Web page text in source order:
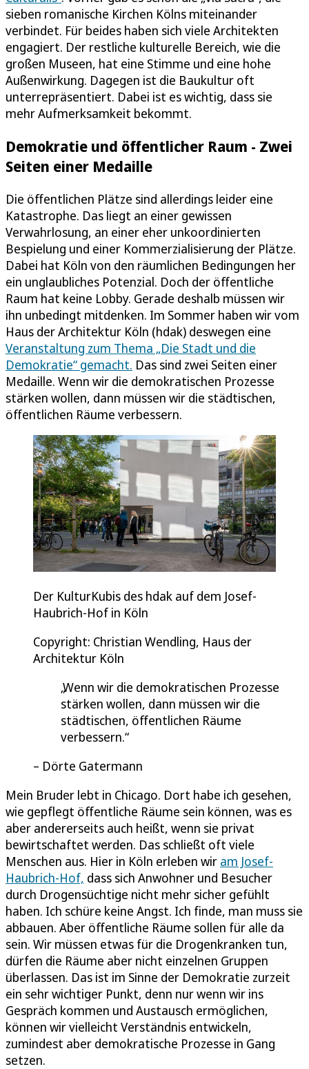
sieben romanische Kirchen Kölns miteinander
verbindet. Für beides haben sich viele Architekten
engagiert. Der restliche kulturelle Bereich, wie die
großen Museen, hat eine Stimme und eine hohe
Außenwirkung. Dagegen ist die Baukultur oft
unterrepräsentiert. Dabei ist es wichtig, dass sie
mehr Aufmerksamkeit bekommt.
Demokratie und öffentlicher Raum - Zwei
Seiten einer Medaille
Die öffentlichen Plätze sind allerdings leider eine
Katastrophe. Das liegt an einer gewissen
Verwahrlosung, an einer eher unkoordinierten
Bespielung und einer Kommerzialisierung der Plätze.
Dabei hat Köln von den räumlichen Bedingungen her
ein unglaubliches Potenzial. Doch der öffentliche
Raum hat keine Lobby. Gerade deshalb müssen wir
ihn unbedingt mitdenken. Im Sommer haben wir vom
Haus der Architektur Köln (hdak) deswegen eine
Veranstaltung zum Thema „Die Stadt und die
Demokratie“ gemacht. Das sind zwei Seiten einer
Medaille. Wenn wir die demokratischen Prozesse
stärken wollen, dann müssen wir die städtischen,
öffentlichen Räume verbessern.
Der KulturKubis des hdak auf dem Josef-
Haubrich-Hof in Köln
Copyright: Christian Wendling, Haus der
Architektur Köln
Wenn wir die demokratischen Prozesse
stärken wollen, dann müssen wir die
städtischen, öffentlichen Räume
verbessern.
Dörte Gatermann
Mein Bruder lebt in Chicago. Dort habe ich gesehen,
wie gepflegt öffentliche Räume sein können, was es
aber andererseits auch heißt, wenn sie privat
bewirtschaftet werden. Das schließt oft viele
Menschen aus. Hier in Köln erleben wir am Josef-
Haubrich-Hof, dass sich Anwohner und Besucher
durch Drogensüchtige nicht mehr sicher gefühlt
haben. Ich schüre keine Angst. Ich finde, man muss sie
abbauen. Aber öffentliche Räume sollen für alle da
sein. Wir müssen etwas für die Drogenkranken tun,
dürfen die Räume aber nicht einzelnen Gruppen
überlassen. Das ist im Sinne der Demokratie zurzeit
ein sehr wichtiger Punkt, denn nur wenn wir ins
Gespräch kommen und Austausch ermöglichen,
können wir vielleicht Verständnis entwickeln,
zumindest aber demokratische Prozesse in Gang
setzen.